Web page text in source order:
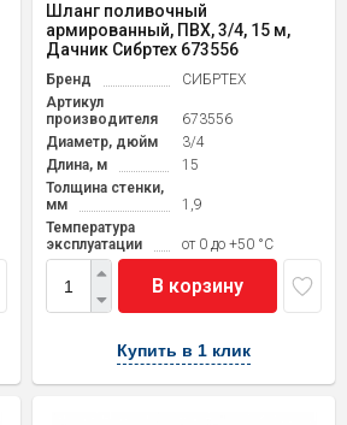
Шланг поливочный
армированный, ПВХ, 3/4, 15 м,
Дачник Сибртех 673556
Бренд
СИБРТЕХ
Артикул
производителя
673556
Диаметр, дюйм
3/4
Длина, м
15
Толщина стенки,
мм
1,9
Температура
эксплуатации
от 0 до +50 °С
В корзину
Купить в 1 клик